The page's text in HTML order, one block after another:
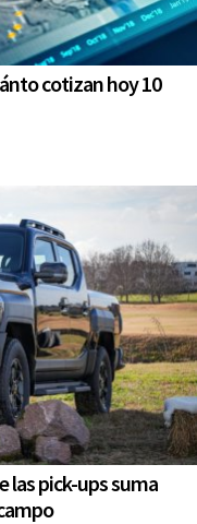
cotizan hoy 10
las pick-ups suma